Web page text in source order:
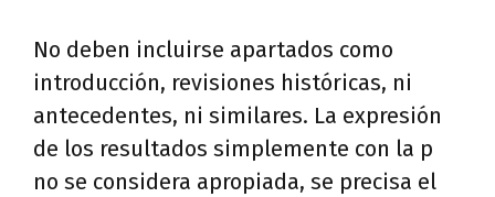
No deben incluirse apartados como
introducción, revisiones históricas, ni
antecedentes, ni similares. La expresión
de los resultados simplemente con la p
no se considera apropiada, se precisa el